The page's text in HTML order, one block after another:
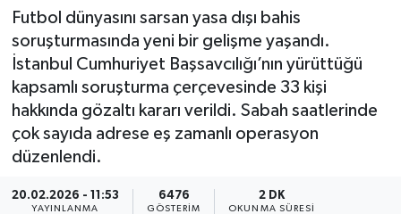
Futbol dünyasını sarsan yasa dışı bahis
soruşturmasında yeni bir gelişme yaşandı.
İstanbul Cumhuriyet Başsavcılığı’nın yürüttüğü
kapsamlı soruşturma çerçevesinde 33 kişi
hakkında gözaltı kararı verildi. Sabah saatlerinde
çok sayıda adrese eş zamanlı operasyon
düzenlendi.
20.02.2026 - 11:53
YAYINLANMA
6476
GÖSTERIM
2 DK
OKUNMA SÜRESI
GÖKTÜRK
GÜNDEM
KEMERBURGAZ
KÜLTÜR - SANAT
MAGAZİN